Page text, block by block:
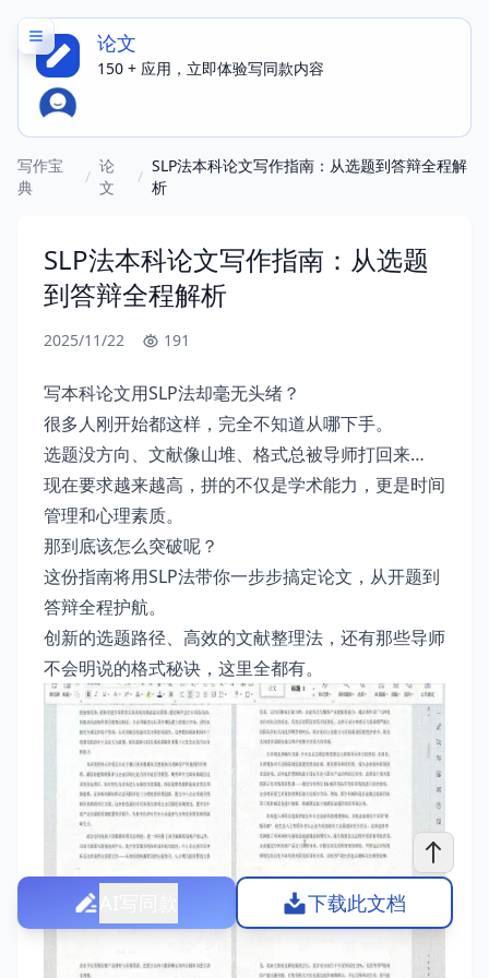
论文
150 + 应用，立即体验写同款内容
写作宝
典
/
论
文
/
SLP法本科论文写作指南：从选题到答辩全程解
析
SLP法本科论文写作指南：从选题
到答辩全程解析
2025/11/22 191
写本科论文用SLP法却毫无头绪？
很多人刚开始都这样，完全不知道从哪下手。
选题没方向、文献像山堆、格式总被导师打回来…
现在要求越来越高，拼的不仅是学术能力，更是时间
管理和心理素质。
那到底该怎么突破呢？
这份指南将用SLP法带你一步步搞定论文，从开题到
答辩全程护航。
创新的选题路径、高效的文献整理法，还有那些导师
不会明说的格式秘诀，这里全都有。
下载此文档